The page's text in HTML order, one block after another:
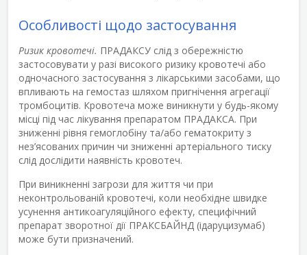
Особливості щодо застосування
Ризик кровотечі. ПРАДАКСУ слід з обережністю
застосовувати у разі високого ризику кровотечі або
одночасного застосування з лікарськими засобами, що
впливають на гемостаз шляхом пригнічення агрегації
тромбоцитів. Кровотеча може виникнути у будь-якому
місці під час лікування препаратом ПРАДАКСА. При
зниженні рівня гемоглобіну та/або гематокриту з
нез’ясованих причин чи зниженні артеріального тиску
слід дослідити наявність кровотеч.
При виникненні загрози для життя чи при
неконтрольованій кровотечі, коли необхідне швидке
усунення антикоагуляційного ефекту, специфічний
препарат зворотної дії ПРАКСБАЙНД (ідаруцизумаб)
може бути призначений.